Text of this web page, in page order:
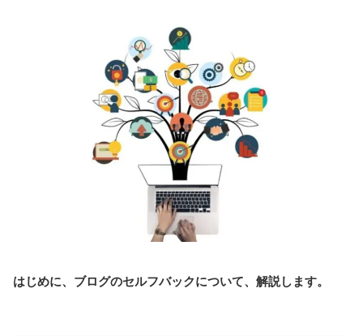
はじめに、ブログのセルフバックについて、解説します。